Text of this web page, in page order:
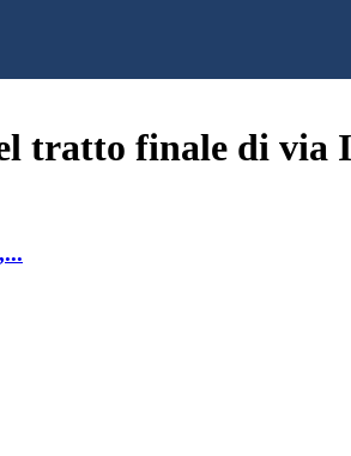
tratto finale di via